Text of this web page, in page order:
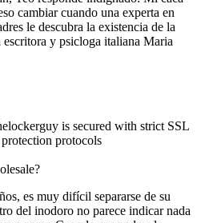
cambiar cuando una experta en
le descubra la existencia de la
y psicloga italiana Maria
is secured with strict SSL
protocols
es muy difícil separarse de su
del inodoro no parece indicar nada